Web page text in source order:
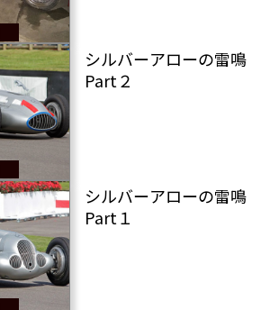
シルバーアローの雷鳴
Part２
シルバーアローの雷鳴
Part１